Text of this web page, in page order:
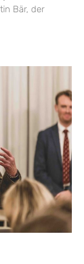
Bär, der